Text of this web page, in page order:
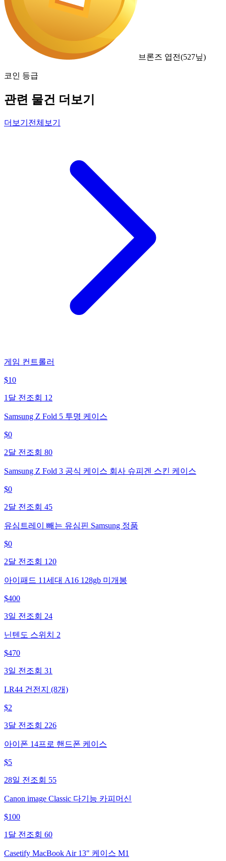
브론즈 엽전(527닢)
코인 등급
관련 물건 더보기
더보기 전체보기
게임 컨트롤러
$10
1달 전 조회 12
Samsung Z Fold 5 투명 케이스
$0
2달 전 조회 80
Samsung Z Fold 3 공식 케이스 회사 슈피겐 스킨 케이스
$0
2달 전 조회 45
유심트레이 빼는 유심핀 Samsung 정품
$0
2달 전 조회 120
아이패드 11세대 A16 128gb 미개봉
$400
3일 전 조회 24
닌텐도 스위치 2
$470
3일 전 조회 31
LR44 건전지 (8개)
$2
3달 전 조회 226
아이폰 14프로 핸드폰 케이스
$5
28일 전 조회 55
Canon image Classic 다기능 카피머신
$100
1달 전 조회 60
Casetify MacBook Air 13" 케이스 M1